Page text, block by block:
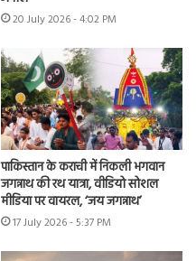
20 July 2026 - 4:02 PM
पाकिस्तान के कराची में निकली भगवान
जगन्नाथ की रथ यात्रा, वीडियो सोशल
मीडिया पर वायरल, ‘जय जगन्नाथ’
17 July 2026 - 5:37 PM